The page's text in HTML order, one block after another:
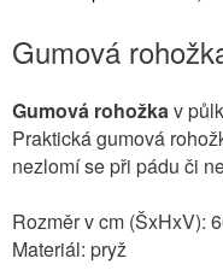
Gumová
Gumová rohožkav
Praktická gumová
nezlomí se při pádu či
Rozměr v cm (ŠxHxV):
Materiál: pryž